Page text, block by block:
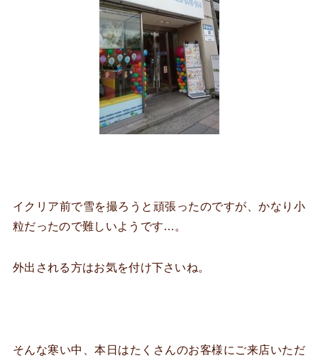
イクリア前で雪を撮ろうと頑張ったのですが、かなり小
粒だったので難しいようです…。
外出される方はお気を付け下さいね。
そんな寒い中、本日はたくさんのお客様にご来店いただ